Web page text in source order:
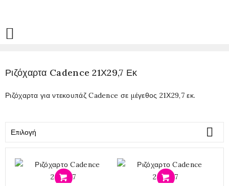

Ριζόχαρτα Cadence 21Χ29,7 Εκ
Ριζόχαρτα για ντεκουπάζ Cadence σε μέγεθος 21Χ29,7 εκ.
Επιλογή 